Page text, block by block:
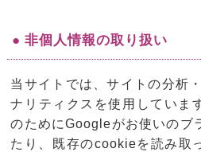
● 非個人情報の取り扱い
当サイトでは、サイトの分析
ナリティクスを使用していま
のためにGoogleがお使いのブ
たり、既存のcookieを読み取